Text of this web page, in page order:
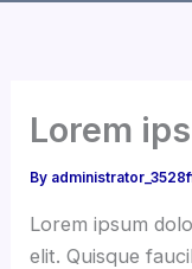
Lorem
By
Lorem ipsum
elit. Quisque